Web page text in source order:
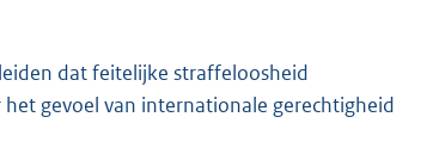
dat feitelijke straffeloosheid
gevoel van internationale gerechtigheid